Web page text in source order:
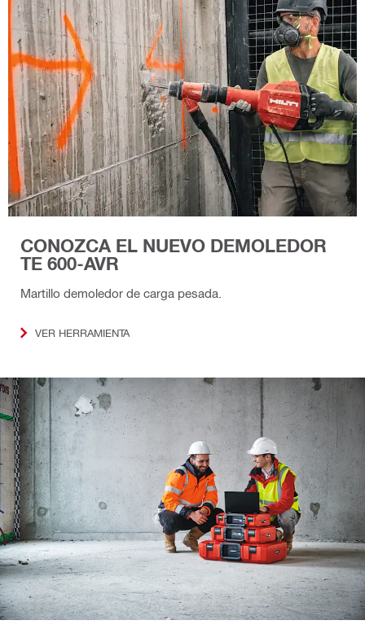
CONOZCA EL NUEVO DEMOLEDOR
TE 600-AVR
Martillo demoledor de carga pesada.
VER HERRAMIENTA